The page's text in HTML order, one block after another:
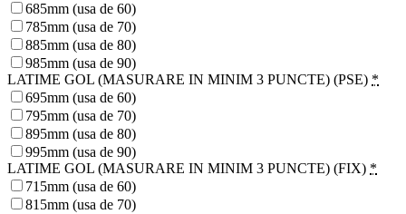
685mm (usa de 60)
785mm (usa de 70)
885mm (usa de 80)
985mm (usa de 90)
LATIME GOL (MASURARE IN MINIM 3 PUNCTE) (PSE) *
695mm (usa de 60)
795mm (usa de 70)
895mm (usa de 80)
995mm (usa de 90)
LATIME GOL (MASURARE IN MINIM 3 PUNCTE) (FIX) *
715mm (usa de 60)
815mm (usa de 70)